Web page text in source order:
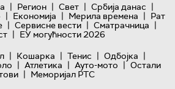
| Регион | Свет | Србија данас |
| Економија | Мерила времена | Рат
| Сервисне вести | Сматрачница |
| ЕУ могућности 2026
| Кошарка | Тенис | Одбојка |
| Атлетика | Ауто-мото | Остали
| Меморијал РТС